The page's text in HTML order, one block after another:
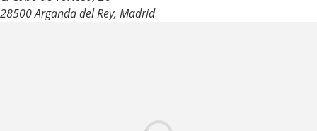
28500 Arganda del Rey, Madrid